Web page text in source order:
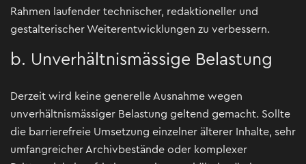
Rahmen laufender technischer, redaktioneller und
gestalterischer Weiterentwicklungen zu verbessern.
b. Unverhältnismässige Belastung
Derzeit wird keine generelle Ausnahme wegen
unverhältnismässiger Belastung geltend gemacht. Sollte
die barrierefreie Umsetzung einzelner älterer Inhalte, sehr
umfangreicher Archivbestände oder komplexer